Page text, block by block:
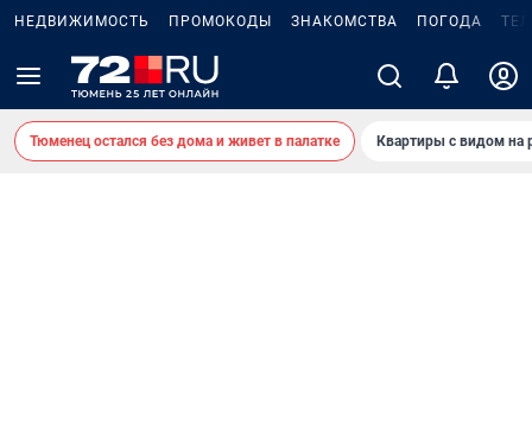
НЕДВИЖИМОСТЬ ПРОМОКОДЫ ЗНАКОМСТВА ПОГОДА
Тюменец остался без дома и живет в палатке Квартиры с видом на